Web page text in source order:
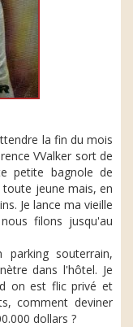
la fin du mois
VValker sort de
petite bagnole de
toute jeune mais, en
Je lance ma vieille
filons jusqu'au
parking souterrain,
dans l'hôtel. Je
on est flic privé et
comment deviner
dollars ?